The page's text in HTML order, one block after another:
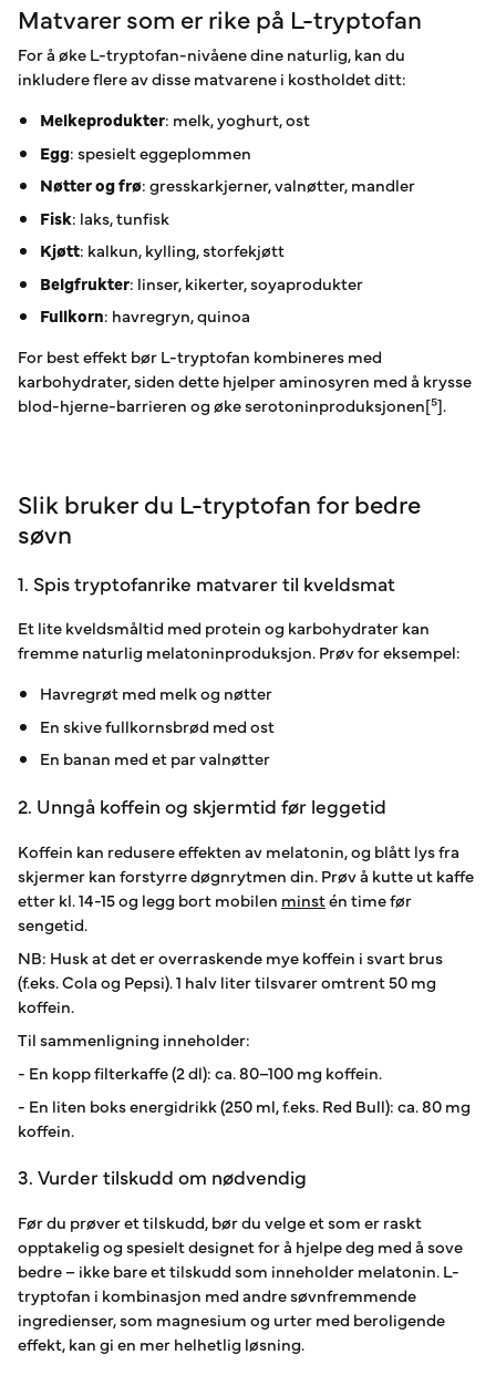
Matvarer som er rike på L-tryptofan
For å øke L-tryptofan-nivåene dine naturlig, kan du
inkludere flere av disse matvarene i kostholdet ditt:
Melkeprodukter: melk, yoghurt, ost
Egg: spesielt eggeplommen
Nøtter og frø: gresskarkjerner, valnøtter, mandler
Fisk: laks, tunfisk
Kjøtt: kalkun, kylling, storfekjøtt
Belgfrukter: linser, kikerter, soyaprodukter
Fullkorn: havregryn, quinoa
For best effekt bør L-tryptofan kombineres med
karbohydrater, siden dette hjelper aminosyren med å krysse
blod-hjerne-barrieren og øke serotoninproduksjonen[⁵].
Slik bruker du L-tryptofan for bedre
søvn
1. Spis tryptofanrike matvarer til kveldsmat
Et lite kveldsmåltid med protein og karbohydrater kan
fremme naturlig melatoninproduksjon. Prøv for eksempel:
Havregrøt med melk og nøtter
En skive fullkornsbrød med ost
En banan med et par valnøtter
2. Unngå koffein og skjermtid før leggetid
Koffein kan redusere effekten av melatonin, og blått lys fra
skjermer kan forstyrre døgnrytmen din. Prøv å kutte ut kaffe
etter kl. 14-15 og legg bort mobilen minstén time før
sengetid.
NB: Husk at det er overraskende mye koffein i svart brus
(f.eks. Cola og Pepsi). 1 halv liter tilsvarer omtrent 50 mg
koffein.
Til sammenligning inneholder:
- En kopp filterkaffe (2 dl): ca. 80–100 mg koffein.
- En liten boks energidrikk (250 ml, f.eks. Red Bull): ca. 80 mg
koffein.
3. Vurder tilskudd om nødvendig
Før du prøver et tilskudd, bør du velge et som er raskt
opptakelig og spesielt designet for å hjelpe deg med å sove
bedre – ikke bare et tilskudd som inneholder melatonin. L-
tryptofan i kombinasjon med andre søvnfremmende
ingredienser, som magnesium og urter med beroligende
effekt, kan gi en mer helhetlig løsning.